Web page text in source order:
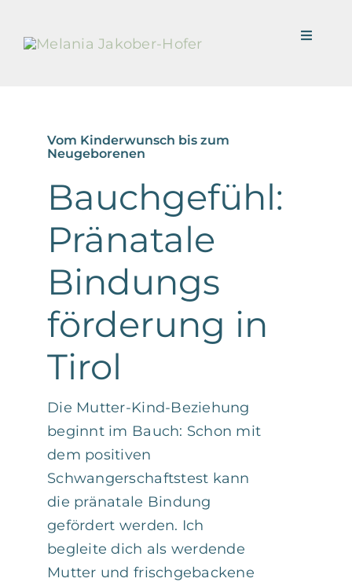
Inhalt
Toggle
Home
Leistungen
Über mich
Kontakt
Vom Kinderwunsch bis zum
Neugeborenen
Bauchgefühl:
Pränatale
Bindungs
förderung in
Tirol
Die Mutter-Kind-Beziehung
beginnt im Bauch: Schon mit
dem positiven
Schwangerschaftstest kann
die pränatale Bindung
gefördert werden. Ich
begleite dich als werdende
Mutter und frischgebackene